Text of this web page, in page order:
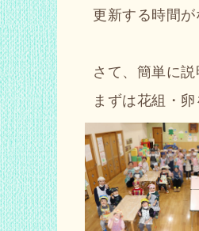
更新する時間が
さて、簡単に
まずは花組・